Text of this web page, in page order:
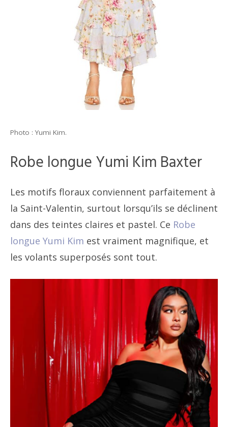
Photo : Yumi Kim.
Robe longue Yumi Kim Baxter
Les motifs floraux conviennent parfaitement à
la Saint-Valentin, surtout lorsqu’ils se déclinent
dans des teintes claires et pastel. Ce Robe
longue Yumi Kim est vraiment magnifique, et
les volants superposés sont tout.